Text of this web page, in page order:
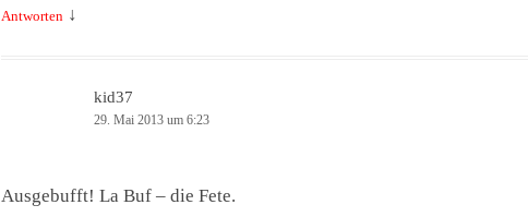
Antworten ↓
kid37
29. Mai 2013 um 6:23
Ausgebufft! La Buf – die Fete.